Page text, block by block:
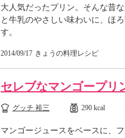
大人気だったプリン。そんな昔
と牛乳のやさしい味わいに、ほ
す。
2014/09/17 きょうの料理レシピ
セレブなマンゴープリ
グッチ 裕三 290 kcal
マンゴージュースをベースに、